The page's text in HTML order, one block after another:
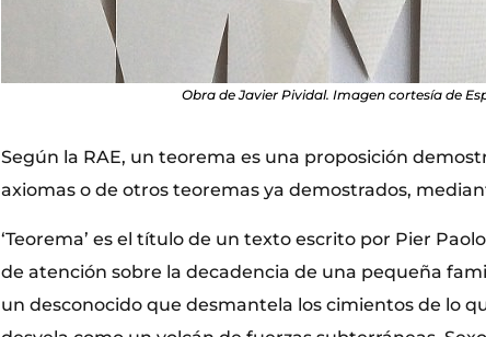
Obra de Javier Pividal. Imagen cortesía de
Según la RAE, un teorema es una proposición
axiomas o de otros teoremas ya demostrados,
‘Teorema’ es el título de un texto escrito por Pier
de atención sobre la decadencia de una pequeña
un desconocido que desmantela los cimientos de lo